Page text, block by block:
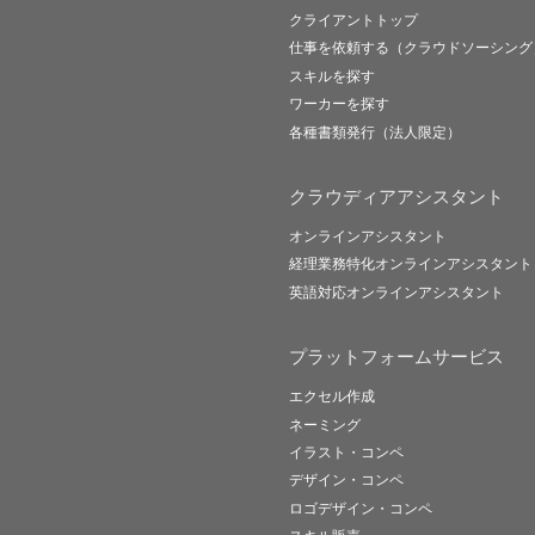
クライアントトップ
仕事を依頼する（クラウドソーシング
スキルを探す
ワーカーを探す
各種書類発行（法人限定）
クラウディアアシスタント
オンラインアシスタント
経理業務特化オンラインアシスタント
英語対応オンラインアシスタント
プラットフォームサービス
エクセル作成
ネーミング
イラスト・コンペ
デザイン・コンペ
ロゴデザイン・コンペ